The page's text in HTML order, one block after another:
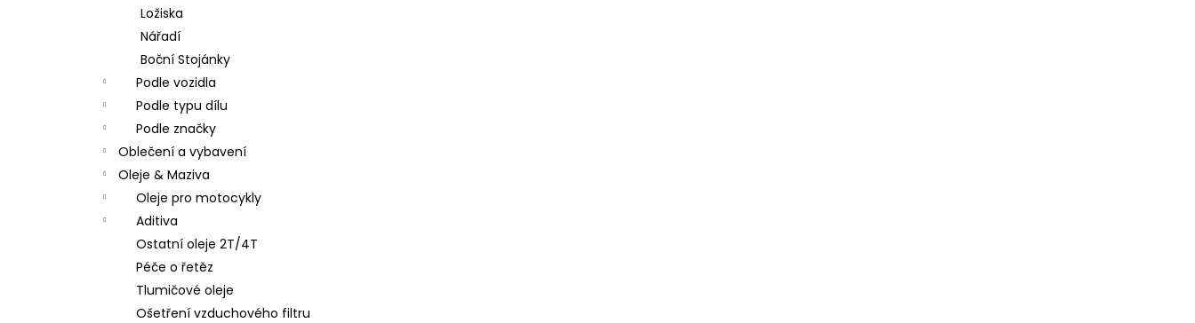
Ložiska
Nářadí
Boční Stojánky
Podle vozidla
Podle typu dílu
Podle značky
Oblečení a vybavení
Oleje & Maziva
Oleje pro motocykly
Aditiva
Ostatní oleje 2T/4T
Péče o řetěz
Tlumičové oleje
Ošetření vzduchového filtru